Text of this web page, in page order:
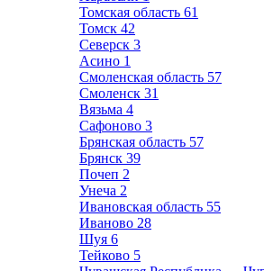
Томская область 61
Томск 42
Северск 3
Асино 1
Смоленская область 57
Смоленск 31
Вязьма 4
Сафоново 3
Брянская область 57
Брянск 39
Почеп 2
Унеча 2
Ивановская область 55
Иваново 28
Шуя 6
Тейково 5